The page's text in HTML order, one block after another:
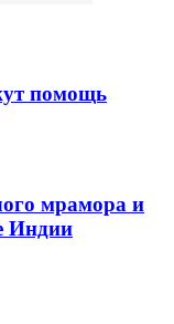
помощь
мрамора и
Индии